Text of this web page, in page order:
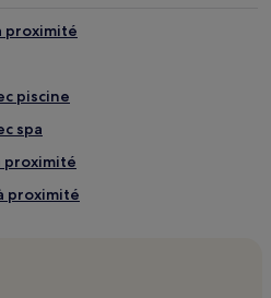
proximité
piscine
spa
proximité
proximité